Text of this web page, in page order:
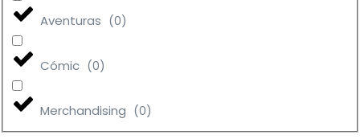
Aventuras (0)
Cómic (0)
Merchandising (0)